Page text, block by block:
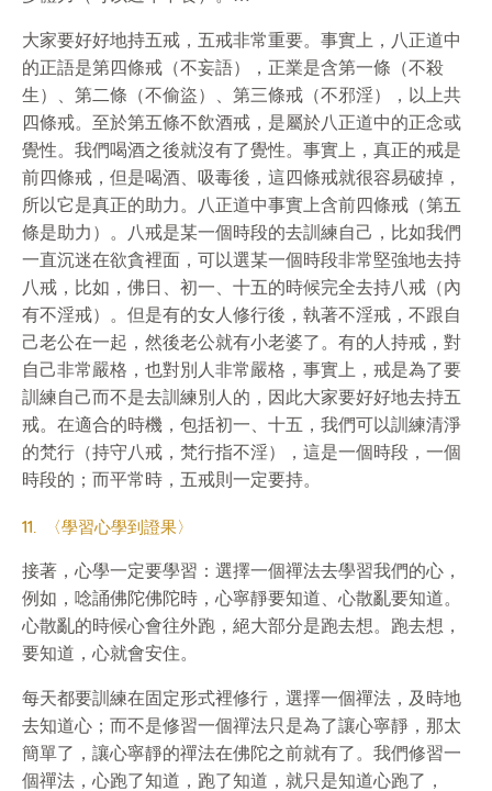
大家要好好地持五戒，五戒非常重要。事實上，八正道中
的正語是第四條戒（不妄語），正業是含第一條（不殺
生）、第二條（不偷盜）、第三條戒（不邪淫），以上共
四條戒。至於第五條不飲酒戒，是屬於八正道中的正念或
覺性。我們喝酒之後就沒有了覺性。事實上，真正的戒是
前四條戒，但是喝酒、吸毒後，這四條戒就很容易破掉，
所以它是真正的助力。八正道中事實上含前四條戒（第五
條是助力）。八戒是某一個時段的去訓練自己，比如我們
一直沉迷在欲貪裡面，可以選某一個時段非常堅強地去持
八戒，比如，佛日、初一、十五的時候完全去持八戒（內
有不淫戒）。但是有的女人修行後，執著不淫戒，不跟自
己老公在一起，然後老公就有小老婆了。有的人持戒，對
自己非常嚴格，也對別人非常嚴格，事實上，戒是為了要
訓練自己而不是去訓練別人的，因此大家要好好地去持五
戒。在適合的時機，包括初一、十五，我們可以訓練清淨
的梵行（持守八戒，梵行指不淫），這是一個時段，一個
時段的；而平常時，五戒則一定要持。
11. 〈學習心學到證果〉
接著，心學一定要學習：選擇一個禪法去學習我們的心，
例如，唸誦佛陀佛陀時，心寧靜要知道、心散亂要知道。
心散亂的時候心會往外跑，絕大部分是跑去想。跑去想，
要知道，心就會安住。
每天都要訓練在固定形式裡修行，選擇一個禪法，及時地
去知道心；而不是修習一個禪法只是為了讓心寧靜，那太
簡單了，讓心寧靜的禪法在佛陀之前就有了。我們修習一
個禪法，心跑了知道，跑了知道，就只是知道心跑了，